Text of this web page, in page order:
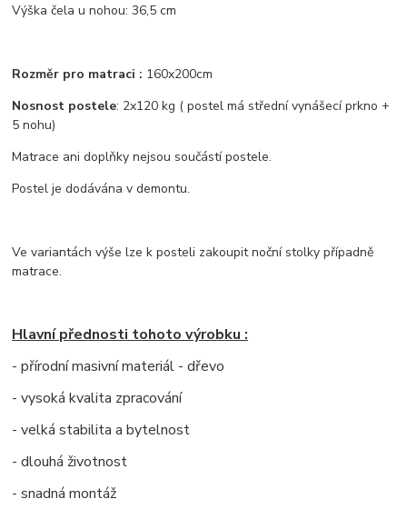
Výška čela u nohou: 36,5 cm
Rozměr pro matraci : 160x200cm
Nosnost postele: 2x120 kg ( postel má střední vynášecí prkno +
5 nohu)
Matrace ani doplňky nejsou součástí postele.
Postel je dodávána v demontu.
Ve variantách výše lze k posteli zakoupit noční stolky případně
matrace.
Hlavní přednosti tohoto výrobku :
- přírodní masivní materiál - dřevo
- vysoká kvalita zpracování
- velká stabilita a bytelnost
- dlouhá životnost
- snadná montáž